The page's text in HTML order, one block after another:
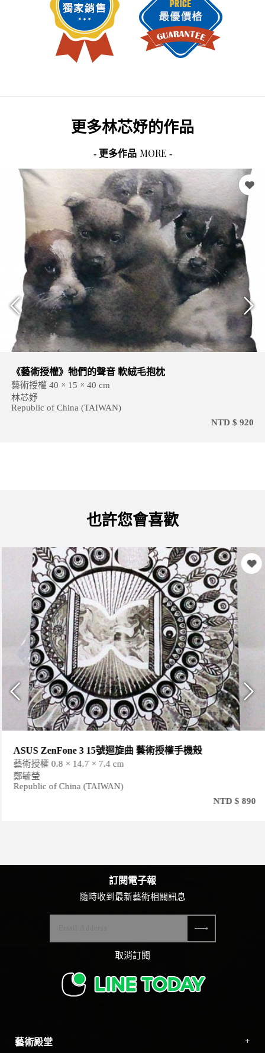
更多林芯妤的作品
- 更多作品 MORE -
《藝術授權》牠們的聲音 軟絨毛抱枕
藝術授權 40 × 15 × 40 cm
林芯妤
Republic of China (TAIWAN)
NTD $ 920
也許您會喜歡
ASUS ZenFone 3 15號迴旋曲 藝術授權手機殼
藝術授權 0.8 × 14.7 × 7.4 cm
鄭毓瑩
Republic of China (TAIWAN)
NTD $ 890
藝術殿堂
訂閱電子報
隨時收到最新藝術相關訊息
取消訂閱